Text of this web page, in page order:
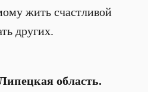
жить счастливой
других.
область.